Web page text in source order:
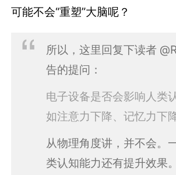
可能不会“重塑”大脑呢？
所以，这里回复下读者
告的提问：
电子设备是否会影响人类
如注意力下降、记忆力下
从物理角度讲，并不会。
类认知能力还有提升效果